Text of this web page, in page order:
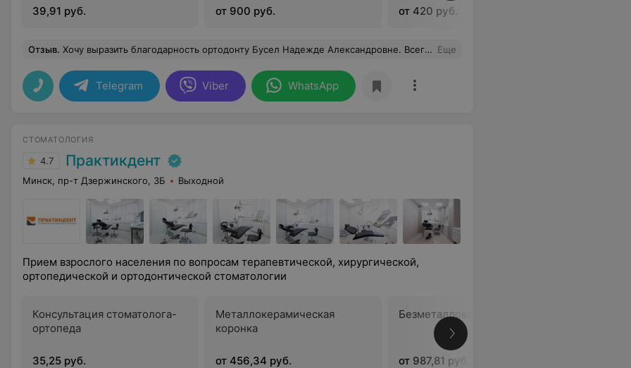
39,91 руб.
от 900 руб.
от 420 руб.
Отзыв. Хочу выразить благодарность ортодонту Бусел Надежде Александровне. Всего за 1 год она помогла осуществить мою мечту и придти к красивой улыбке. На всех этапах лечения я чувствовала поддержку, заботу и профессиональный подход. Еще раз спасибо большое! Кто ищет в Минске замечательного специалиста, то вам к ней. Еще
Telegram Viber WhatsApp
СТОМАТОЛОГИЯ
4.7 Практикдент
Минск, пр-т Дзержинского, 3Б Выходной
Прием взрослого населения по вопросам терапевтической, хирургической,
ортопедической и ортодонтической стоматологии
Консультация стоматолога-
ортопеда
35,25 руб.
Металлокерамическая
коронка
от 456,34 руб.
Безметалловая коронка
от 987,81 руб.